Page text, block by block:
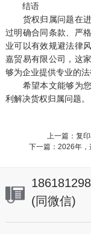
结语
货权归属问题在进
过明确合同条款、严
业可以有效规避法律
嘉贸易有限公司，这
够为企业提供专业的
希望本文能够为您
利解决货权归属问题。
上一篇：复
下一篇：2026年，
(同微信)